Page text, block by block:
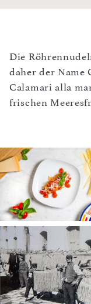
Die
daher der Name
Calamari alla
frischen